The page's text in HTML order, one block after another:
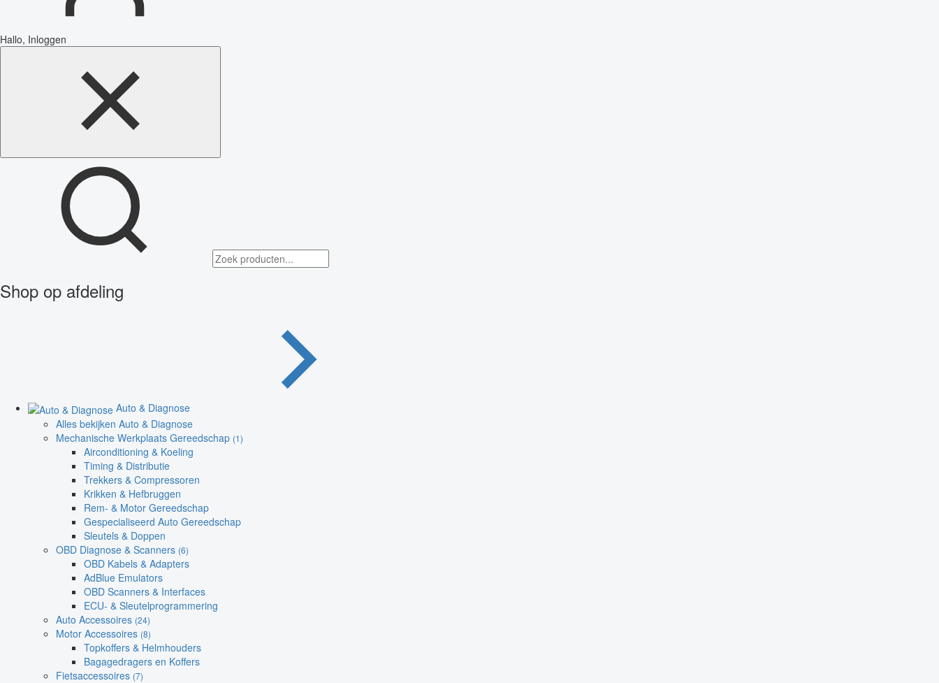
Hallo, Inloggen
Shop op afdeling
Auto & Diagnose
Alles bekijken Auto & Diagnose
Mechanische Werkplaats Gereedschap (1)
Airconditioning & Koeling
Timing & Distributie
Trekkers & Compressoren
Krikken & Hefbruggen
Rem- & Motor Gereedschap
Gespecialiseerd Auto Gereedschap
Sleutels & Doppen
OBD Diagnose & Scanners (6)
OBD Kabels & Adapters
AdBlue Emulators
OBD Scanners & Interfaces
ECU- & Sleutelprogrammering
Auto Accessoires (24)
Motor Accessoires (8)
Topkoffers & Helmhouders
Bagagedragers en Koffers
Fietsaccessoires (7)